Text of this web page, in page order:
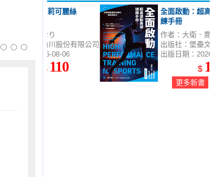
全面啟動：超高運動表現訓
練手冊
作者：大衛．喬伊斯、丹尼爾．
路溫登
出版社：堡壘文化
出版日期：2026-07-29
$ 1200
更多新書